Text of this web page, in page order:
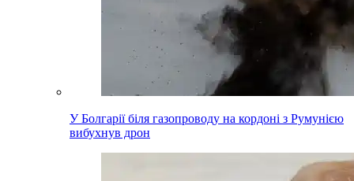
У Болгарії біля газопроводу на кордоні з Румунією
вибухнув дрон